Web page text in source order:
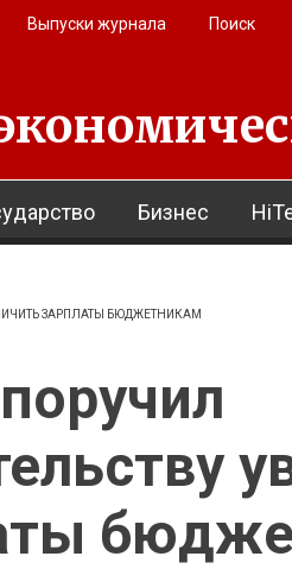
Выпуски журнала Поиск
Бизнес
ЗАРПЛАТЫ БЮДЖЕТНИКАМ